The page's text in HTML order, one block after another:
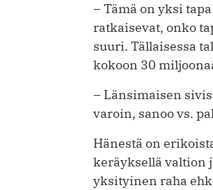
– Tämä on yksi
ratkaisevat, onko
suuri. Tällaisessa
kokoon 30
– Länsimaisen
varoin, sanoo vs.
Hänestä on
keräyksellä valtion
yksityinen raha